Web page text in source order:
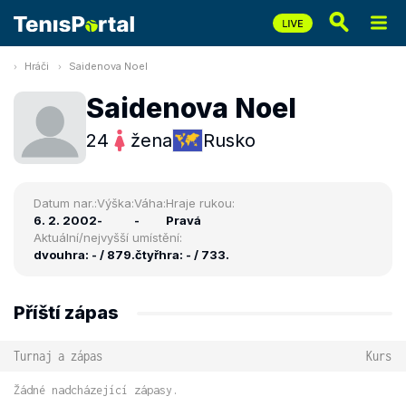
Hráči Saidenova Noel
Saidenova Noel
24 žena Rusko
Datum nar.:
6. 2. 2002
Výška:
-
Váha:
-
Hraje rukou:
Pravá
Aktuální/nejvyšší umístění:
dvouhra: - / 879.čtyřhra: - / 733.
Příští zápas
Turnaj a zápas Kurs
Žádné nadcházející zápasy.